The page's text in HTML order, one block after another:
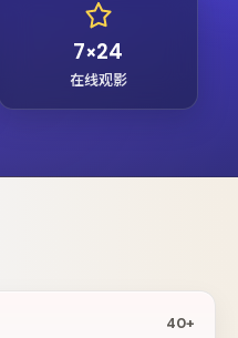
7×24
在线观影
40+